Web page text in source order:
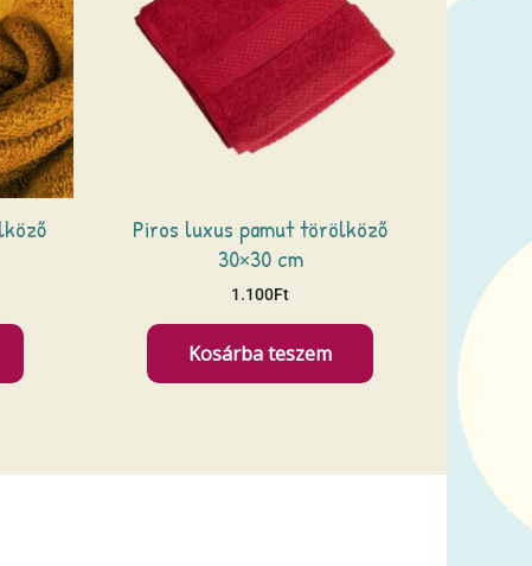
Piros luxus pamut törölköző
30×30 cm
1.100Ft
Kosárba teszem